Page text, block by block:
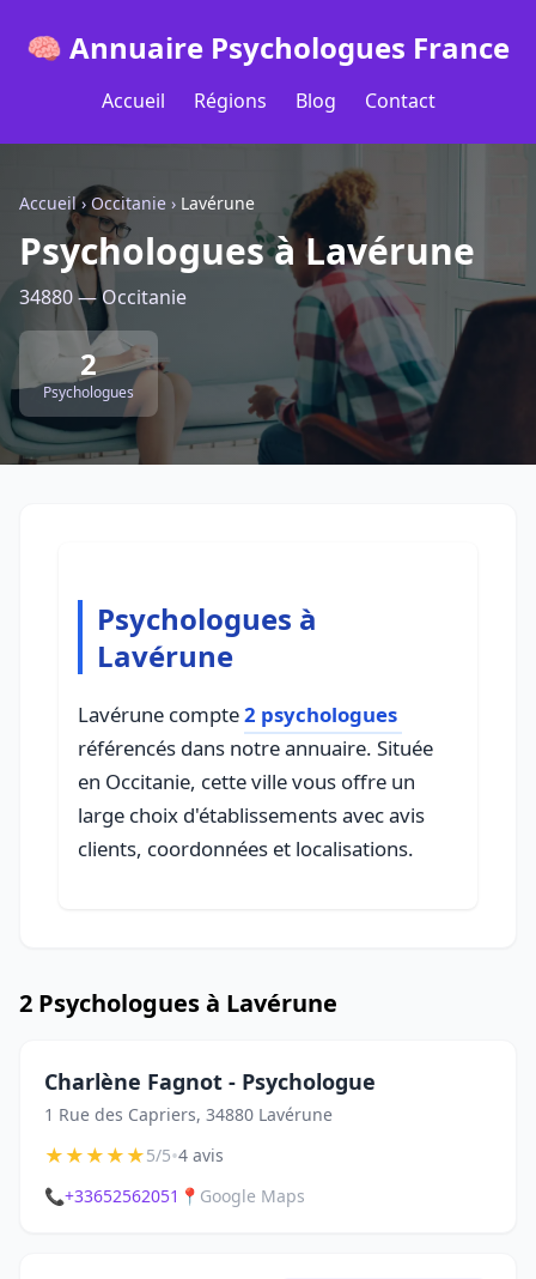
🧠 Annuaire Psychologues France
Accueil Régions Blog Contact
Accueil› Occitanie › Lavérune
Psychologues à Lavérune
34880 — Occitanie
2
Psychologues
Psychologues à
Lavérune
Lavérune compte2 psychologues
référencés dans notre annuaire. Située
en Occitanie, cette ville vous offre un
large choix d'établissements avec avis
clients, coordonnées et localisations.
2 Psychologues à Lavérune
Charlène Fagnot - Psychologue
1 Rue des Capriers, 34880 Lavérune
★★★★★5/5•4 avis
📞+33652562051 📍 Google Maps